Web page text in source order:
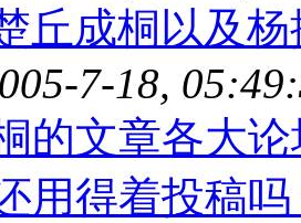
丘成桐以及
7-18,
的文章各大
用得着投稿